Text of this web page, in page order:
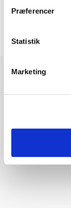
Præferencer
Statistik
Marketing